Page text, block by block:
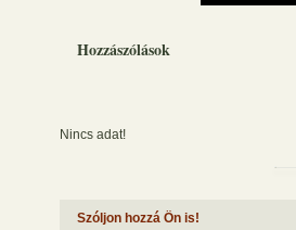
Hozzászólások
Nincs adat!
Szóljon hozzá Ön is!